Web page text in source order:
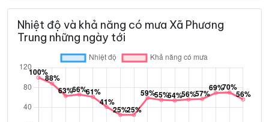
Nhiệt độ và khả năng có mưa Xã Phương
Trung những ngày tới